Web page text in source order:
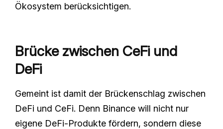
Ökosystem berücksichtigen.
Brücke zwischen CeFi und
DeFi
Gemeint ist damit der Brückenschlag zwischen
DeFi und CeFi. Denn Binance will nicht nur
eigene DeFi-Produkte fördern, sondern diese